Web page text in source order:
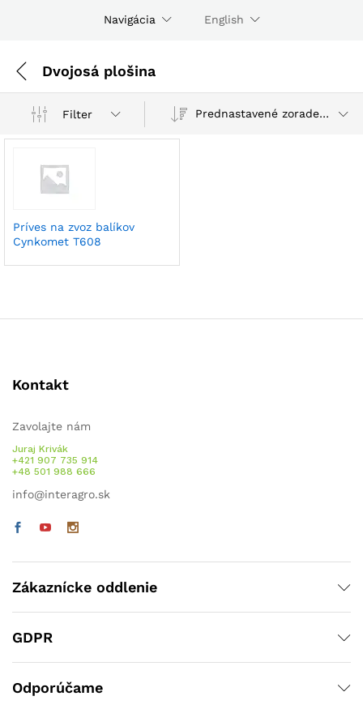
Navigácia English
Dvojosá plošina
Filter Prednastavené zoradenie
Príves na zvoz balíkov
Cynkomet T608
Kontakt
Zavolajte nám
Juraj Krivák
+421 907 735 914
+48 501 988 666
info@interagro.sk
Zákaznícke oddlenie
GDPR
Odporúčame